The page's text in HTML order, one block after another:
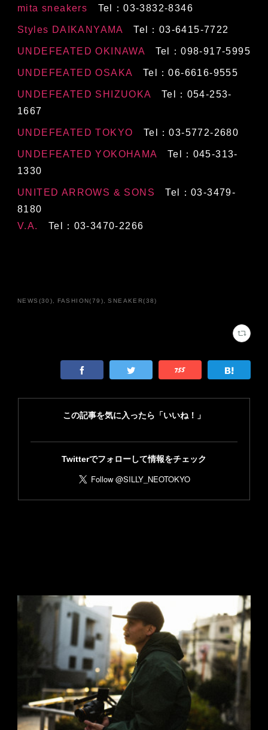
mita sneakers Tel：03-3832-8346
Styles DAIKANYAMA Tel：03-6415-7722
UNDEFEATED OKINAWA Tel：098-917-5995
UNDEFEATED OSAKA Tel：06-6616-9555
UNDEFEATED SHIZUOKA Tel：054-253-
1667
UNDEFEATED TOKYO Tel：03-5772-2680
UNDEFEATED YOKOHAMA Tel：045-313-
1330
UNITED ARROWS & SONS
Tel：03-3479-
8180
V.A.
Tel：03-3470-2266
NEWS (30 ) FASHION(79 ) SNEAKER(38)